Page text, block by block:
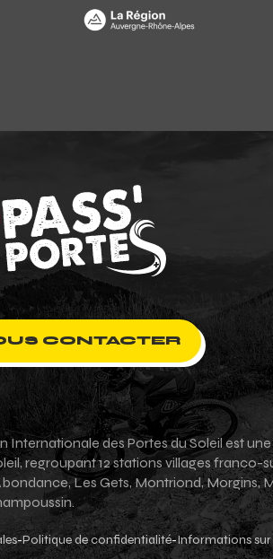
CONTACTER
Internationale des Portes du Soleil est
regroupant 12 stations villages franco-
Les Gets, Montriond, Morgins,
-Politique de confidentialité-Informations sur